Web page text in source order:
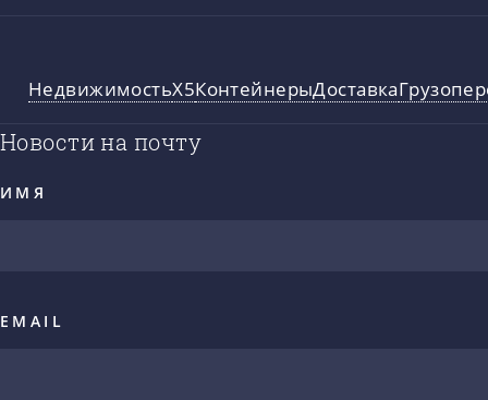
НедвижимостьX5КонтейнерыДоставка
Новости на почту
ИМЯ
EMAIL